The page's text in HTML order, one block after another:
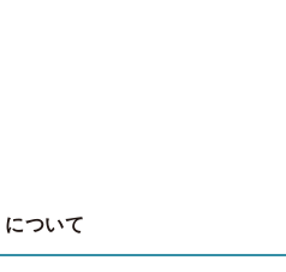
ついて